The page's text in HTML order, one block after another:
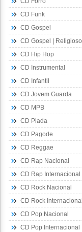
CD Funk
CD Gospel
CD Gospel | Religioso
CD Hip Hop
CD Instrumental
CD Infantil
CD Jovem Guarda
CD MPB
CD Piada
CD Pagode
CD Reggae
CD Rap Nacional
CD Rap Internacional
CD Rock Nacional
CD Rock Internacional
CD Pop Nacional
CD Pop Internacional